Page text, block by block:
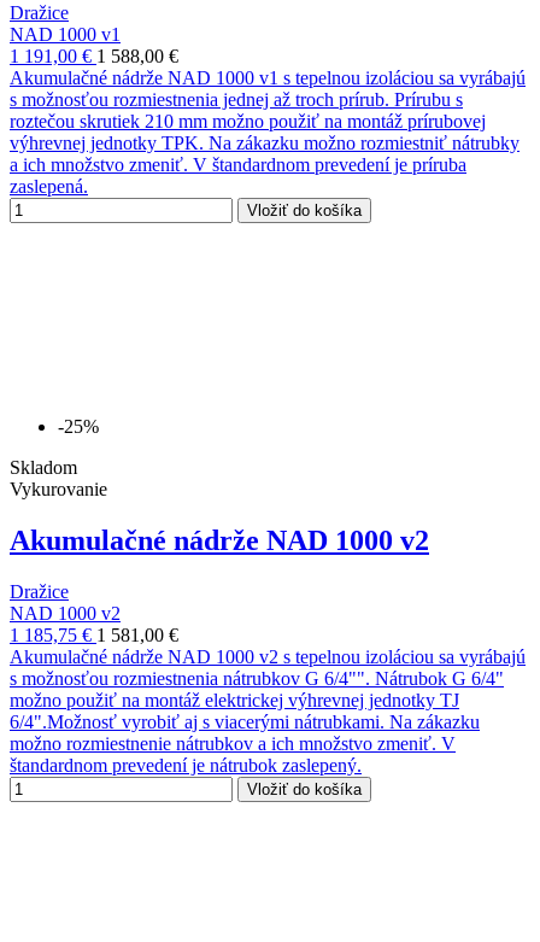
Dražice
NAD 1000 v1
1 191,00 € 1 588,00 €
Akumulačné nádrže NAD 1000 v1 s tepelnou izoláciou sa vyrábajú
s možnosťou rozmiestnenia jednej až troch prírub. Prírubu s
roztečou skrutiek 210 mm možno použiť na montáž prírubovej
výhrevnej jednotky TPK. Na zákazku možno rozmiestniť nátrubky
a ich množstvo zmeniť. V štandardnom prevedení je príruba
zaslepená.
Vložiť do košíka
-25%
Skladom
Vykurovanie
Akumulačné nádrže NAD 1000 v2
Dražice
NAD 1000 v2
1 185,75 € 1 581,00 €
Akumulačné nádrže NAD 1000 v2 s tepelnou izoláciou sa vyrábajú
s možnosťou rozmiestnenia nátrubkov G 6/4"". Nátrubok G 6/4"
možno použiť na montáž elektrickej výhrevnej jednotky TJ
6/4".Možnosť vyrobiť aj s viacerými nátrubkami. Na zákazku
možno rozmiestnenie nátrubkov a ich množstvo zmeniť. V
štandardnom prevedení je nátrubok zaslepený.
Vložiť do košíka